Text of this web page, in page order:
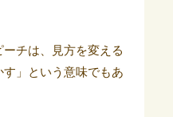
チは、見方を変える
」という意味でもあ